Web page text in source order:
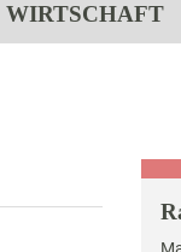
WIRTSCHAFT